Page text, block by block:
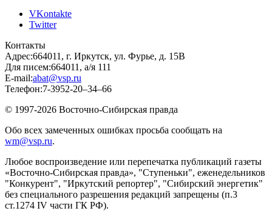
VKontakte
Twitter
Контакты
Адрес:664011, г. Иркутск, ул. Фурье, д. 15В
Для писем:664011, а/я 111
E-mail:abat@vsp.ru
Телефон:7-3952-20–34–66
© 1997-2026 Восточно-Сибирская правда
Обо всех замеченных ошибках просьба сообщать на
wm@vsp.ru.
Любое воспроизведение или перепечатка публикаций газеты
«Восточно-Сибирская правда», "Ступеньки", еженедельников
"Конкурент", "Иркутский репортер", "Сибирский энергетик"
без специального разрешения редакций запрещены (п.3
ст.1274 IV части ГК РФ).